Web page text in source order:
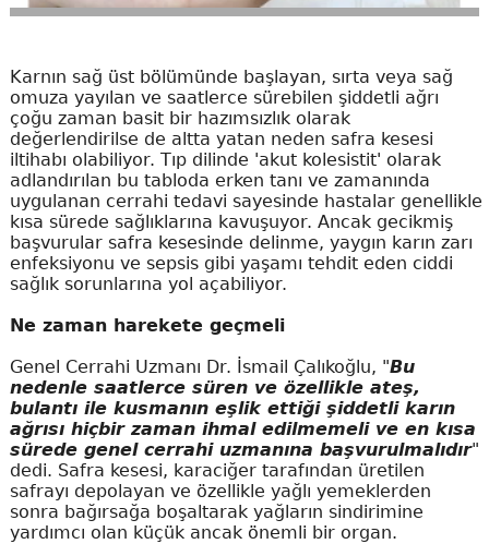
Karnın sağ üst bölümünde başlayan, sırta veya sağ
omuza yayılan ve saatlerce sürebilen şiddetli ağrı
çoğu zaman basit bir hazımsızlık olarak
değerlendirilse de altta yatan neden safra kesesi
iltihabı olabiliyor. Tıp dilinde 'akut kolesistit' olarak
adlandırılan bu tabloda erken tanı ve zamanında
uygulanan cerrahi tedavi sayesinde hastalar genellikle
kısa sürede sağlıklarına kavuşuyor. Ancak gecikmiş
başvurular safra kesesinde delinme, yaygın karın zarı
enfeksiyonu ve sepsis gibi yaşamı tehdit eden ciddi
sağlık sorunlarına yol açabiliyor.
Ne zaman harekete geçmeli
Genel Cerrahi Uzmanı Dr. İsmail Çalıkoğlu, "Bu
nedenle saatlerce süren ve özellikle ateş,
bulantı ile kusmanın eşlik ettiği şiddetli karın
ağrısı hiçbir zaman ihmal edilmemeli ve en kısa
sürede genel cerrahi uzmanına başvurulmalıdır"
dedi. Safra kesesi, karaciğer tarafından üretilen
safrayı depolayan ve özellikle yağlı yemeklerden
sonra bağırsağa boşaltarak yağların sindirimine
yardımcı olan küçük ancak önemli bir organ.